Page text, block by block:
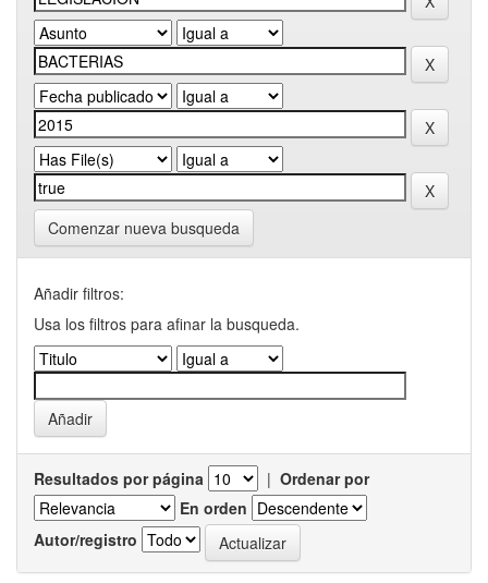
Comenzar nueva busqueda
Añadir filtros:
Usa los filtros para afinar la busqueda.
Resultados por página | Ordenar por
En orden
Autor/registro